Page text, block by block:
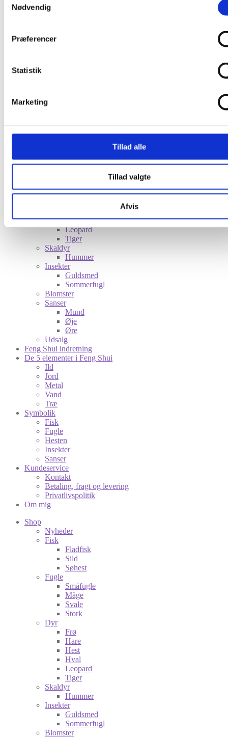
Nødvendig
Præferencer
Statistik
Marketing
Tillad alle
Tillad valgte
Afvis
Fisk
Svale
Frø
Hval
Leopard
Tiger
Skaldyr
Hummer
Insekter
Guldsmed
Sommerfugl
Blomster
Sanser
Mund
Øje
Øre
Udsalg
Feng Shui indretning
De 5 elementer i Feng Shui
Ild
Jord
Metal
Vand
Træ
Symbolik
Fisk
Fugle
Hesten
Insekter
Sanser
Kundeservice
Kontakt
Betaling, fragt og levering
Privatlivspolitik
Om mig
Shop
Nyheder
Fisk
Fladfisk
Sild
Søhest
Fugle
Småfugle
Måge
Svale
Stork
Dyr
Frø
Hare
Hest
Hval
Leopard
Tiger
Skaldyr
Hummer
Insekter
Guldsmed
Sommerfugl
Blomster